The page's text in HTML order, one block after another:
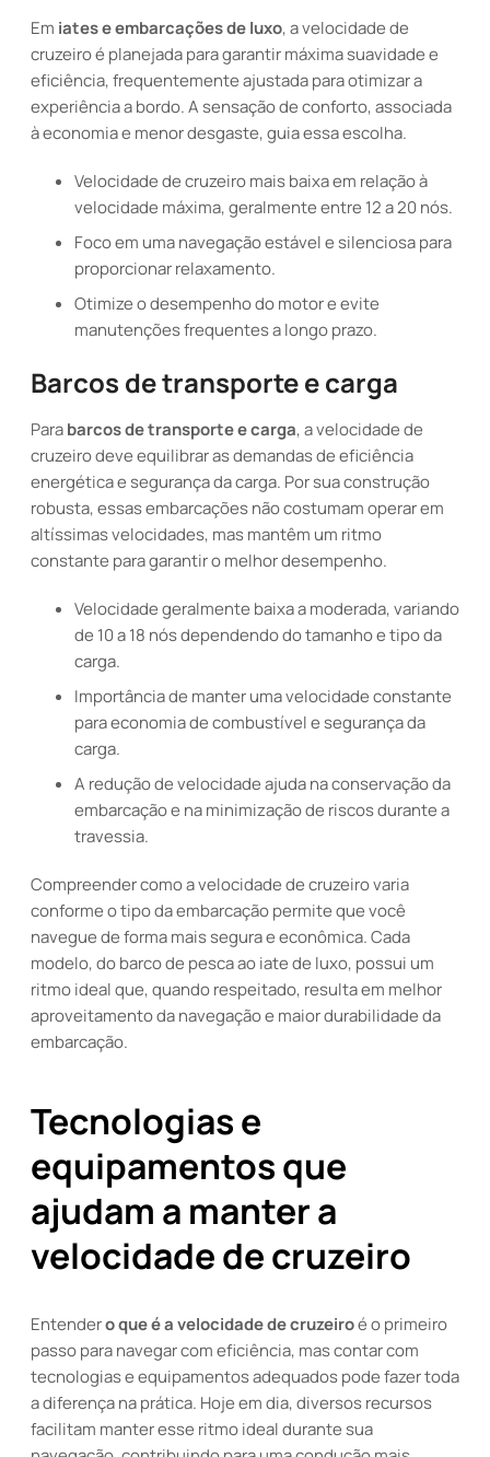
Em iates e embarcações de luxo, a velocidade de
cruzeiro é planejada para garantir máxima suavidade e
eficiência, frequentemente ajustada para otimizar a
experiência a bordo. A sensação de conforto, associada
à economia e menor desgaste, guia essa escolha.
Velocidade de cruzeiro mais baixa em relação à
velocidade máxima, geralmente entre 12 a 20 nós.
Foco em uma navegação estável e silenciosa para
proporcionar relaxamento.
Otimize o desempenho do motor e evite
manutenções frequentes a longo prazo.
Barcos de transporte e carga
Parabarcos de transporte e carga, a velocidade de
cruzeiro deve equilibrar as demandas de eficiência
energética e segurança da carga. Por sua construção
robusta, essas embarcações não costumam operar em
altíssimas velocidades, mas mantêm um ritmo
constante para garantir o melhor desempenho.
Velocidade geralmente baixa a moderada, variando
de 10 a 18 nós dependendo do tamanho e tipo da
carga.
Importância de manter uma velocidade constante
para economia de combustível e segurança da
carga.
A redução de velocidade ajuda na conservação da
embarcação e na minimização de riscos durante a
travessia.
Compreender como a velocidade de cruzeiro varia
conforme o tipo da embarcação permite que você
navegue de forma mais segura e econômica. Cada
modelo, do barco de pesca ao iate de luxo, possui um
ritmo ideal que, quando respeitado, resulta em melhor
aproveitamento da navegação e maior durabilidade da
embarcação.
Tecnologias e
equipamentos que
ajudam a manter a
velocidade de cruzeiro
Entendero que é a velocidade de cruzeiroé o primeiro
passo para navegar com eficiência, mas contar com
tecnologias e equipamentos adequados pode fazer toda
a diferença na prática. Hoje em dia, diversos recursos
facilitam manter esse ritmo ideal durante sua